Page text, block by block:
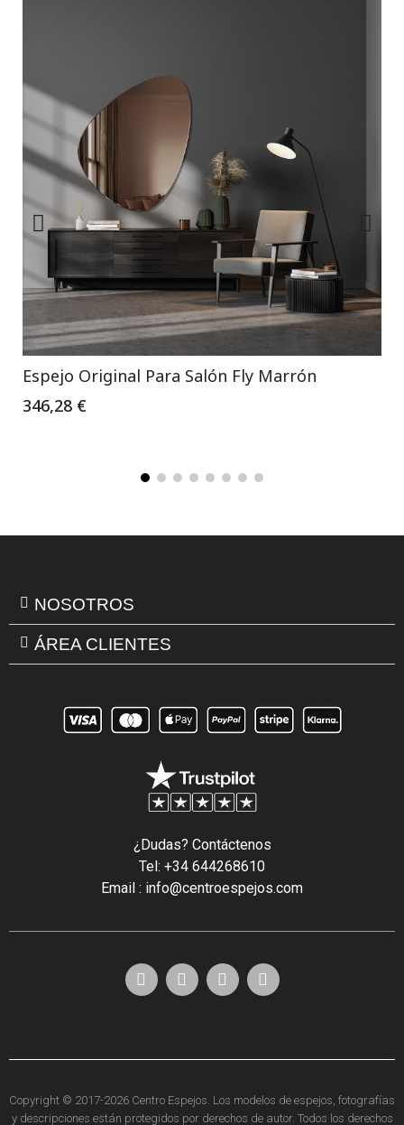
Espejo Original Para Salón Fly Marrón
346,28 €
NOSOTROS
ÁREA CLIENTES
¿Dudas? Contáctenos
Tel: +34 644268610
Email : info@centroespejos.com
Copyright © 2017-2026 Centro Espejos. Los modelos de espejos, fotografías
y descripciones están protegidos por derechos de autor. Todos los derechos